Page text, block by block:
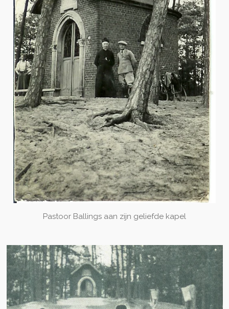
Pastoor Ballings aan zijn geliefde kapel